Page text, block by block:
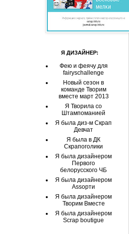
Я ДИЗАЙНЕР:
Фею и феячу для
fairyschallenge
Новый сезон в
команде Творим
вместе март 2013
Я Творила со
Штампоманией
Я была диз-м Скрап
Девчат
Я была в ДК
Скрапоголики
Я была дизайнером
Первого
белорусского ЧБ
Я была дизайнером
Аssорти
Я была дизайнером
Творим Вместе
Я была дизайнером
Scrap boutigue